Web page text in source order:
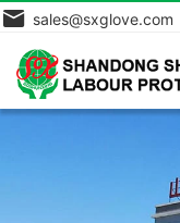
sales@sxglove.com |